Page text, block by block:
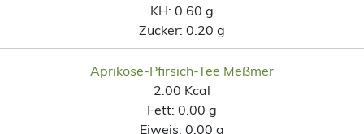
KH: 0.60 g
Zucker: 0.20 g
Aprikose-Pfirsich-Tee Meßmer
2.00 Kcal
Fett: 0.00 g
Eiweis: 0.00 g